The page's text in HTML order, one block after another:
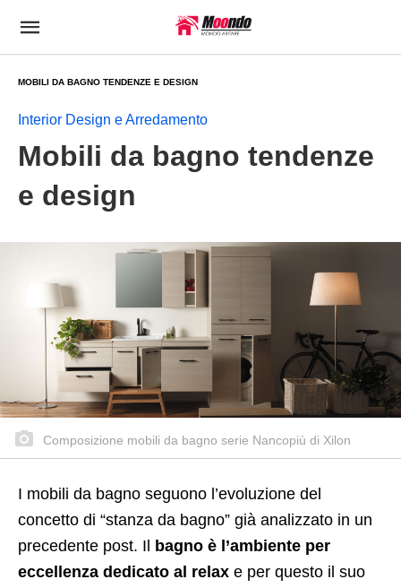
MOBILI DA BAGNO TENDENZE E DESIGN
Interior Design e Arredamento
Mobili da bagno tendenze
e design
Composizione mobili da bagno serie Nancopiù di Xilon
I mobili da bagno seguono l’evoluzione del
concetto di “stanza da bagno” già analizzato in un
precedente post. Il
bagno è l’ambiente per
eccellenza dedicato al relax e per questo il suo